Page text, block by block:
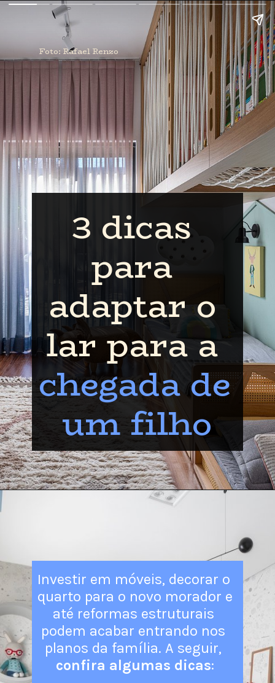
3 dicas
para
adaptar o
lar para a
chegada de
um filho
Foto: Rafael Renzo
Investir em móveis, decorar o
quarto para o novo morador e
até reformas estruturais
podem acabar entrando nos
confira algumas dicas: